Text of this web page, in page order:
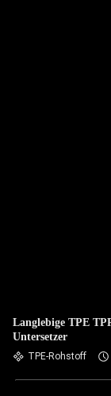
Langlebige TPE
Untersetzer
TPE-Rohstoff